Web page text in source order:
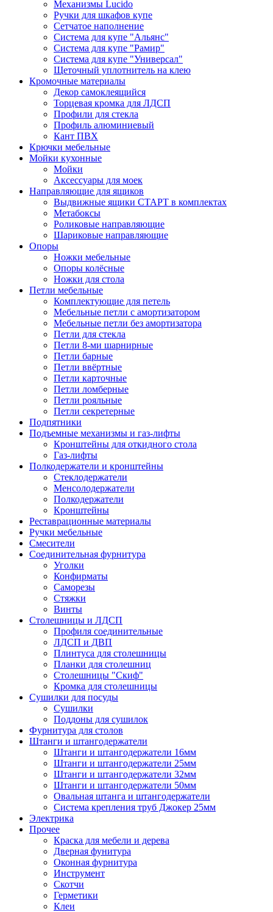
Механизмы Lucido
Ручки для шкафов купе
Сетчатое наполнение
Система для купе "Альянс"
Система для купе "Рамир"
Система для купе "Универсал"
Щеточный уплотнитель на клею
Кромочные материалы
Декор самоклеящийся
Торцевая кромка для ЛДСП
Профили для стекла
Профиль алюминиевый
Кант ПВХ
Крючки мебельные
Мойки кухонные
Мойки
Аксессуары для моек
Направляющие для ящиков
Выдвижные ящики СТАРТ в комплектах
Метабоксы
Роликовые направляющие
Шариковые направляющие
Опоры
Ножки мебельные
Опоры колёсные
Ножки для стола
Петли мебельные
Комплектующие для петель
Мебельные петли с амортизатором
Мебельные петли без амортизатора
Петли для стекла
Петли 8-ми шарнирные
Петли барные
Петли ввёртные
Петли карточные
Петли ломберные
Петли рояльные
Петли секретерные
Подпятники
Подъемные механизмы и газ-лифты
Кронштейны для откидного стола
Газ-лифты
Полкодержатели и кронштейны
Стеклодержатели
Менсолодержатели
Полкодержатели
Кронштейны
Реставрационные материалы
Ручки мебельные
Смесители
Соединительная фурнитура
Уголки
Конфирматы
Саморезы
Стяжки
Винты
Столешницы и ЛДСП
Профиля соединительные
ЛДСП и ДВП
Плинтуса для столешницы
Планки для столешниц
Столешницы "Скиф"
Кромка для столешницы
Сушилки для посуды
Сушилки
Поддоны для сушилок
Фурнитура для столов
Штанги и штангодержатели
Штанги и штангодержатели 16мм
Штанги и штангодержатели 25мм
Штанги и штангодержатели 32мм
Штанги и штангодержатели 50мм
Овальная штанга и штангодержатели
Система крепления труб Джокер 25мм
Электрика
Прочее
Краска для мебели и дерева
Дверная фунитура
Оконная фурнитура
Инструмент
Скотчи
Герметики
Клеи